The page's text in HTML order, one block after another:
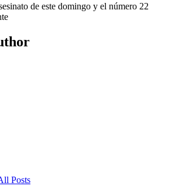
de este domingo y el número 22
Posts